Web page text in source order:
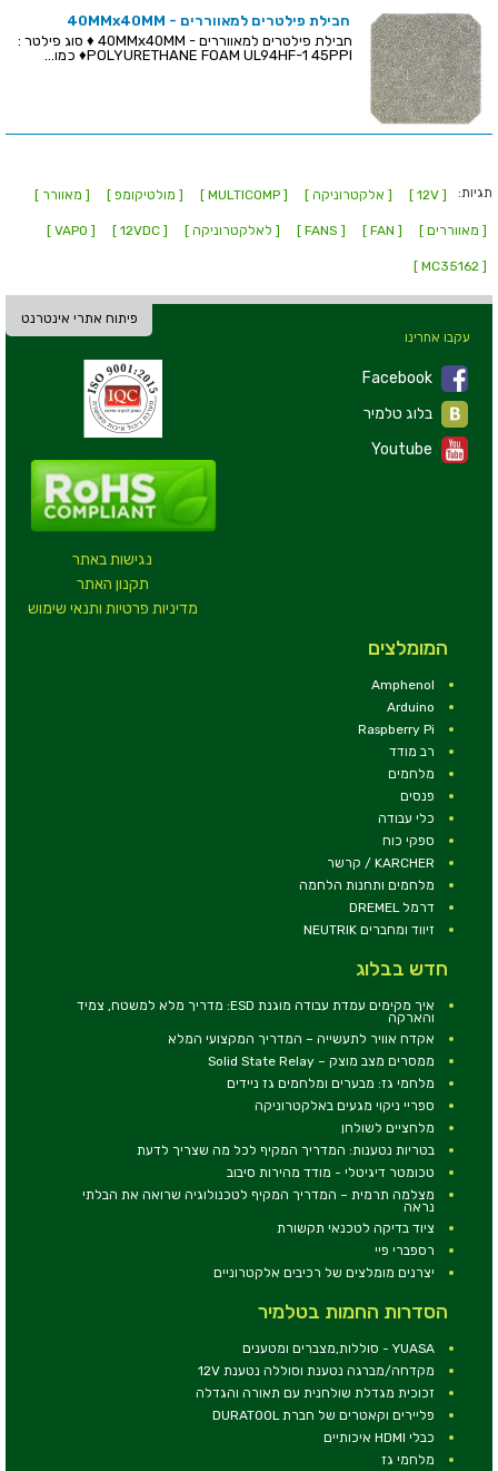
חבילת פילטרים למאווררים - 40MMx40MM
חבילת פילטרים למאווררים - 40MMx40MM ♦ סוג פילטר :
POLYURETHANE FOAM UL94HF-1 45PPI♦ כמו...
תגיות: [ 12V ] [ אלקטרוניקה ] [ MULTICOMP ] [ מולטיקומפ ] [ מאוורר ]
[ מאווררים ] [ FAN ]
[ FANS ] [ לאלקטרוניקה ] [ 12VDC ]
[ VAPO ]
[ MC35162 ]
פיתוח אתרי אינטרנט
נגישות באתר
תקנון האתר
מדיניות פרטיות ותנאי שימוש
עקבו אחרינו
Facebook
Youtube
המומלצים
Amphenol
Arduino
Raspberry Pi
רב מודד
מלחמים
פנסים
כלי עבודה
ספקי כוח
KARCHER / קרשר
מלחמים ותחנות הלחמה
דרמל DREMEL
זיווד ומחברים NEUTRIK
חדש בבלוג
איך מקימים עמדת עבודה מוגנת ESD: מדריך מלא למשטח, צמיד
והארקה
אקדח אוויר לתעשייה – המדריך המקצועי המלא
ממסרים מצב מוצק – Solid State Relay
מלחמי גז: מבערים ומלחמים גז ניידים
ספריי ניקוי מגעים באלקטרוניקה
מלחציים לשולחן
בטריות נטענות: המדריך המקיף לכל מה שצריך לדעת
טכומטר דיגיטלי - מודד מהירות סיבוב
מצלמה תרמית – המדריך המקיף לטכנולוגיה שרואה את הבלתי
נראה
ציוד בדיקה לטכנאי תקשורת
רספברי פיי
יצרנים מומלצים של רכיבים אלקטרוניים
הסדרות החמות בטלמיר
YUASA - סוללות,מצברים ומטענים
מקדחה/מברגה נטענת וסוללה נטענת 12V
זכוכית מגדלת שולחנית עם תאורה והגדלה
פליירים וקאטרים של חברת DURATOOL
כבלי HDMI איכותיים
מלחמי גז